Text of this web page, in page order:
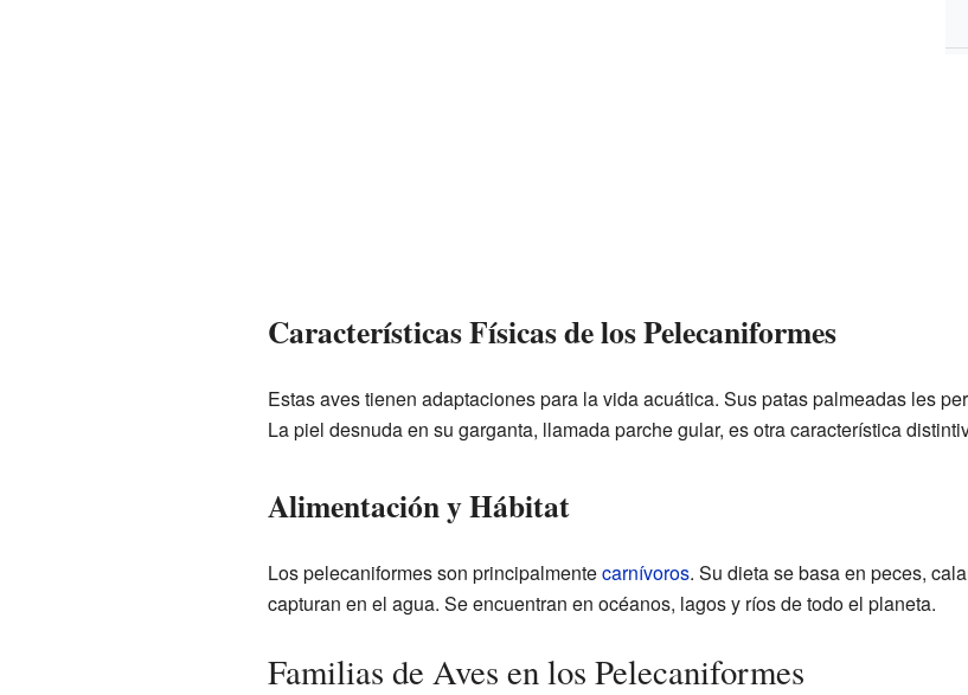
Características Físicas de los Pelecaniformes
Estas aves tienen adaptaciones para la vida acuática. Sus patas palmeadas les
La piel desnuda en su garganta, llamada parche gular, es otra característica
Alimentación y Hábitat
Los pelecaniformes son principalmentecarnívoros. Su dieta se basa en peces,
capturan en el agua. Se encuentran en océanos, lagos y ríos de todo el planeta.
Familias de Aves en los Pelecaniformes